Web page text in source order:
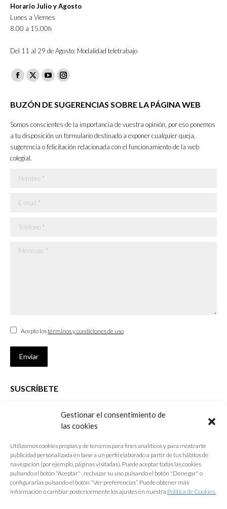
Gestionar el consentimiento de
las cookies
Utilizamos cookies propias y de terceros para fines analíticos y para mostrarte
publicidad personalizada en base a un perfil elaborado a partir de tus hábitos de
navegación (por ejemplo, páginas visitadas). Puede aceptar todas las cookies
pulsando el botón "Aceptar" , rechazar su uso pulsando el botón "Denegar" o
configurarlas pulsando el botón “Ver preferencias”. Puede obtener más
información o cambiar posteriormente los ajustes en nuestra Política de Cookies.
Horario Julio y Agosto
Lunes a Viernes
8.00 a 15.00h
Del 11 al 29 de Agosto: Modalidad teletrabajo
Facebook
opens
new
window
X
opens
new
window
YouTube
opens
new
window
Instagram
opens
in
new
window
BUZÓN DE SUGERENCIAS SOBRE LA PÁGINA WEB
Somos conscientes de la importancia de vuestra opinión, por eso ponemos
a tu disposición un formulario destinado a exponer cualquier queja,
sugerencia o felicitación relacionada con el funcionamiento de la web
colegial.
Nombre *
E-mail *
Teléfono *
Mensaje *
Acepto lostérminos y condiciones de uso
Enviar
SUSCRÍBETE
que desarrolla el Colegio de Arquitectos de Cádiz
E-mail *
Acepto lostérminos y condiciones de uso